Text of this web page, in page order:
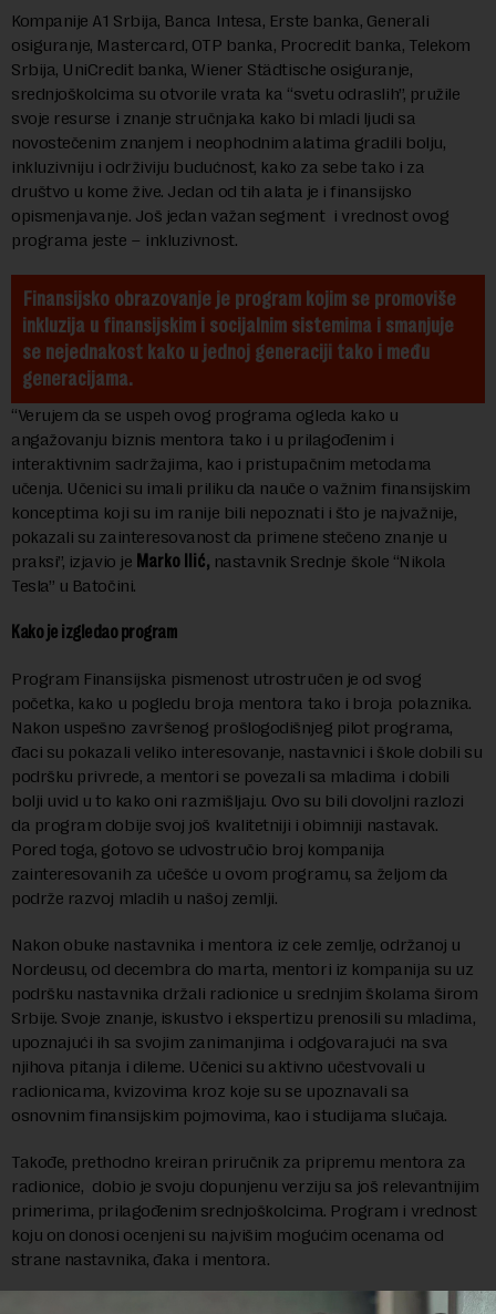
Kompanije A1 Srbija, Banca Intesa, Erste banka, Generali
osiguranje, Mastercard, OTP banka, Procredit banka, Telekom
Srbija, UniCredit banka, Wiener Städtische osiguranje,
srednjoškolcima su otvorile vrata ka “svetu odraslih”, pružile
svoje resurse i znanje stručnjaka kako bi mladi ljudi sa
novostečenim znanjem i neophodnim alatima gradili bolju,
inkluzivniju i održiviju budućnost, kako za sebe tako i za
društvo u kome žive. Jedan od tih alata je i finansijsko
opismenjavanje. Još jedan važan segment i vrednost ovog
programa jeste – inkluzivnost.
Finansijsko obrazovanje je program kojim se promoviše
inkluzija u finansijskim i socijalnim sistemima i smanjuje
se nejednakost kako u jednoj generaciji tako i među
generacijama.
“Verujem da se uspeh ovog programa ogleda kako u
angažovanju biznis mentora tako i u prilagođenim i
interaktivnim sadržajima, kao i pristupačnim metodama
učenja. Učenici su imali priliku da nauče o važnim finansijskim
konceptima koji su im ranije bili nepoznati i što je najvažnije,
pokazali su zainteresovanost da primene stečeno znanje u
praksi”, izjavio je Marko Ilić, nastavnik Srednje škole “Nikola
Tesla” u Batočini.
Kako je izgledao program
Program Finansijska pismenost utrostručen je od svog
početka, kako u pogledu broja mentora tako i broja polaznika.
Nakon uspešno završenog prošlogodišnjeg pilot programa,
đaci su pokazali veliko interesovanje, nastavnici i škole dobili su
podršku privrede, a mentori se povezali sa mladima i dobili
bolji uvid u to kako oni razmišljaju. Ovo su bili dovoljni razlozi
da program dobije svoj još kvalitetniji i obimniji nastavak.
Pored toga, gotovo se udvostručio broj kompanija
zainteresovanih za učešće u ovom programu, sa željom da
podrže razvoj mladih u našoj zemlji.
Nakon obuke nastavnika i mentora iz cele zemlje, održanoj u
Nordeusu, od decembra do marta, mentori iz kompanija su uz
podršku nastavnika držali radionice u srednjim školama širom
Srbije. Svoje znanje, iskustvo i ekspertizu prenosili su mladima,
upoznajući ih sa svojim zanimanjima i odgovarajući na sva
njihova pitanja i dileme. Učenici su aktivno učestvovali u
radionicama, kvizovima kroz koje su se upoznavali sa
osnovnim finansijskim pojmovima, kao i studijama slučaja.
Takođe, prethodno kreiran priručnik za pripremu mentora za
radionice, dobio je svoju dopunjenu verziju sa još relevantnijim
primerima, prilagođenim srednjoškolcima. Program i vrednost
koju on donosi ocenjeni su najvišim mogućim ocenama od
strane nastavnika, đaka i mentora.